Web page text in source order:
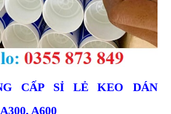
CẤP SỈ LẺ KEO DÁN
A600